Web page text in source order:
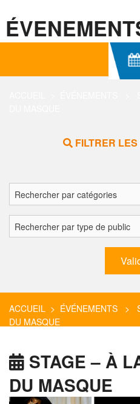
FILTRER
ACCUEIL > ÉVÉNEMENTS >
DU MASQUE
STAGE – À
DU MASQUE